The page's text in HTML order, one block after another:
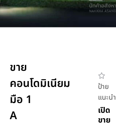
ขาย
คอนโดมิเนียม
มือ 1
A
ป้าย
แนะนำ
เปิด
ขาย